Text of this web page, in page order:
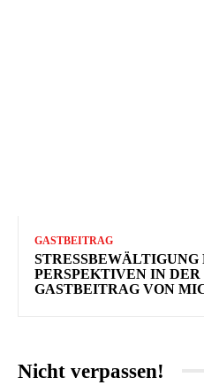
GASTBEITRAG
PERSPEKTIVEN IN DER
GASTBEITRAG VON
Nicht verpassen!